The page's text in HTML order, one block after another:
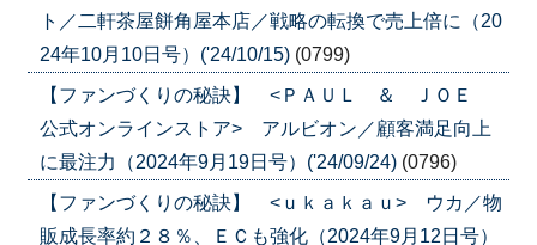
ト／二軒茶屋餅角屋本店／戦略の転換で売上倍に（20
24年10月10日号）('24/10/15) (0799)
【ファンづくりの秘訣】 <ＰＡＵＬ ＆ ＪＯＥ
公式オンラインストア> アルビオン／顧客満足向上
に最注力（2024年9月19日号）('24/09/24) (0796)
【ファンづくりの秘訣】 <ｕｋａｋａｕ> ウカ／物
販成長率約２８％、ＥＣも強化（2024年9月12日号）